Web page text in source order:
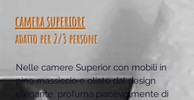
camera superiore
adatto per 2/3 persone
Nelle camere Superior con mobili in
pino massiccio e oliato dal design
elegante, profuma piacevolmente di